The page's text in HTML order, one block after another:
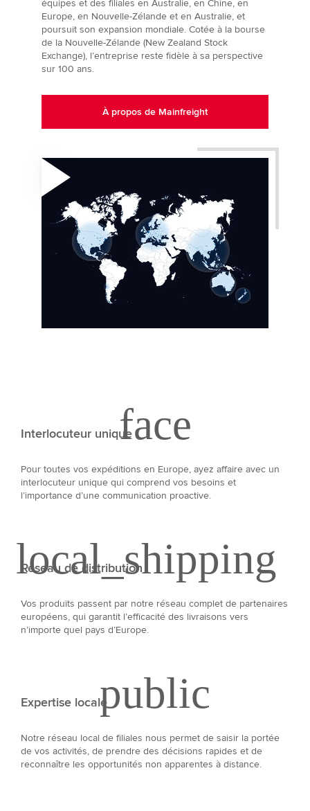
équipes et des filiales en Australie, en Chine, en
Europe, en Nouvelle-Zélande et en Australie, et
poursuit son expansion mondiale. Cotée à la bourse
de la Nouvelle-Zélande (New Zealand Stock
Exchange), l’entreprise reste fidèle à sa perspective
sur 100 ans.
À propos de Mainfreight
Interlocuteur unique
Pour toutes vos expéditions en Europe, ayez affaire avec un
interlocuteur unique qui comprend vos besoins et
l’importance d’une communication proactive.
Réseau de distribution
Vos produits passent par notre réseau complet de partenaires
européens, qui garantit l’efficacité des livraisons vers
n’importe quel pays d’Europe.
Expertise locale
Notre réseau local de filiales nous permet de saisir la portée
de vos activités, de prendre des décisions rapides et de
reconnaître les opportunités non apparentes à distance.